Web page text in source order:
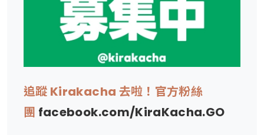
追蹤 Kirakacha 去啦！官方粉絲
團 facebook.com/KiraKacha.GO